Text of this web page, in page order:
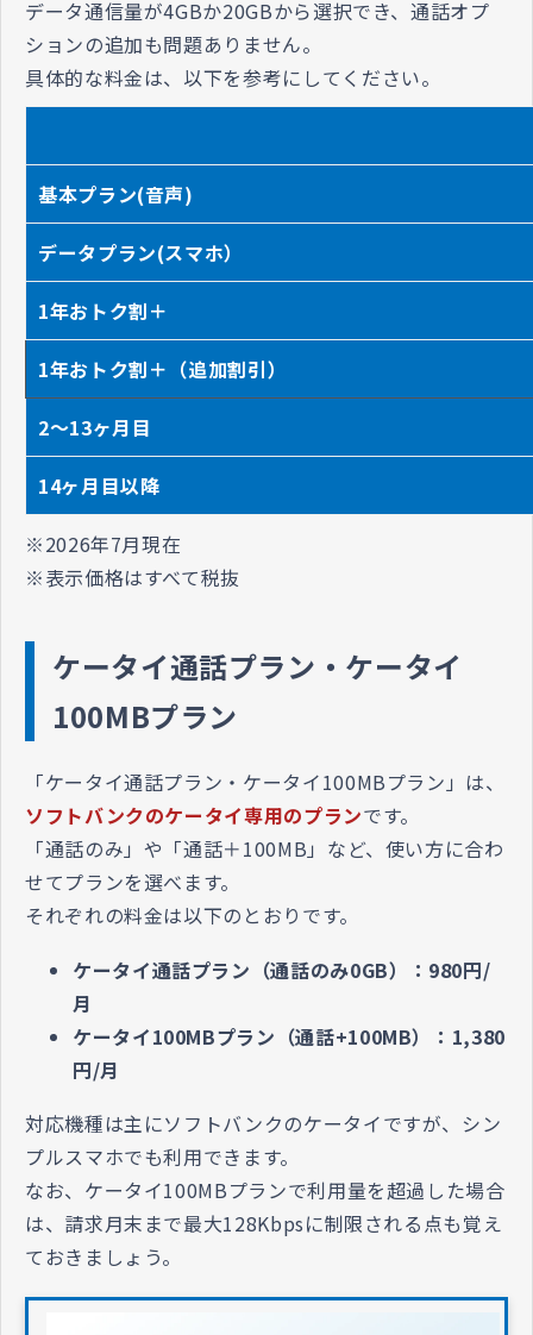
データ通信量が4GBか20GBから選択でき、通話オプ
ションの追加も問題ありません。
具体的な料金は、以下を参考にしてください。
基本プラン(音声)
データプラン(スマホ）
1年おトク割＋
1年おトク割＋（追加割引）
2～13ヶ月目
14ヶ月目以降
※2026年7月現在
​​​​​​​※表示価格はすべて税抜
ケータイ通話プラン・ケータイ
100MBプラン
「ケータイ通話プラン・ケータイ100MBプラン」は、
ソフトバンクのケータイ専用のプランです。
「通話のみ」や「通話＋100MB」など、使い方に合わ
せてプランを選べます。
それぞれの料金は以下のとおりです。
ケータイ通話プラン（通話のみ0GB）：980円/
月
ケータイ100MBプラン（通話+100MB）：1,380
円/月
対応機種は主にソフトバンクのケータイですが、シン
プルスマホでも利用できます。
なお、ケータイ100MBプランで利用量を超過した場合
は、請求月末まで最大128Kbpsに制限される点も覚え
ておきましょう。